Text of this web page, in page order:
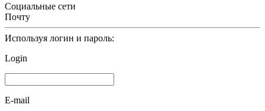
Социальные сети
Почту
Используя логин и пароль:
Login
E-mail